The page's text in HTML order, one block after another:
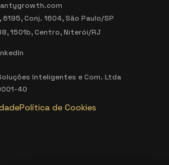
Conj. 1604, São Paulo/SP
1501b, Centro, Niterói/RJ
Inteligentes e Com. Ltda
40
Política de Cookies